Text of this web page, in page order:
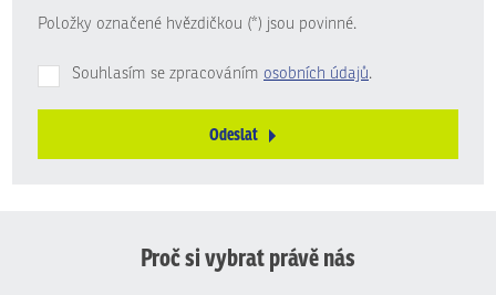
Položky označené hvězdičkou (*) jsou povinné.
Souhlasím se zpracováním osobních údajů.
Odeslat
Proč si vybrat právě nás